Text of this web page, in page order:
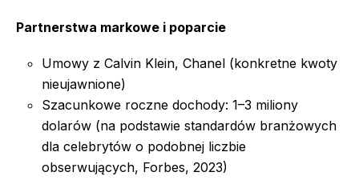
Partnerstwa markowe i poparcie
Umowy z Calvin Klein, Chanel (konkretne kwoty
nieujawnione)
Szacunkowe roczne dochody: 1–3 miliony
dolarów (na podstawie standardów branżowych
dla celebrytów o podobnej liczbie
obserwujących, Forbes, 2023)